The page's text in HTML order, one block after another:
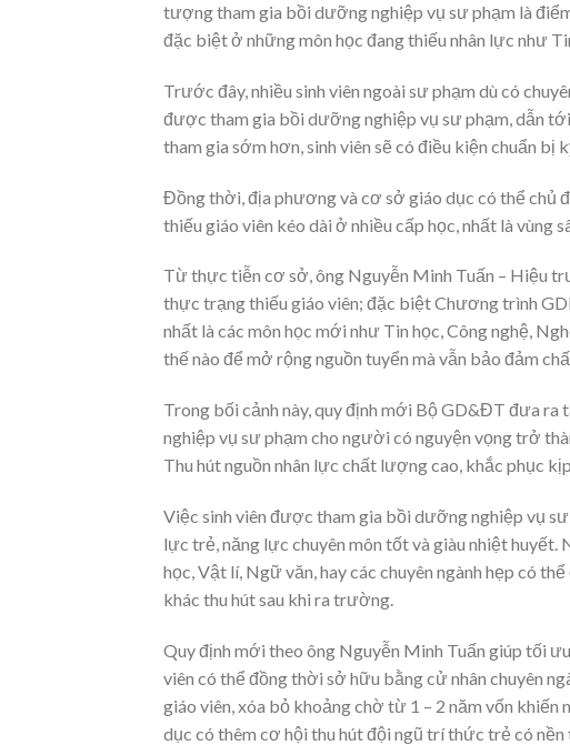
tượng tham gia bồi dưỡng nghiệp vụ sư phạm là
đặc biệt ở những môn học đang thiếu nhân lực như
Trước đây, nhiều sinh viên ngoài sư phạm dù có
được tham gia bồi dưỡng nghiệp vụ sư phạm, dẫn
tham gia sớm hơn, sinh viên sẽ có điều kiện chuẩn bị
Đồng thời, địa phương và cơ sở giáo dục có thể chủ
thiếu giáo viên kéo dài ở nhiều cấp học, nhất là vùng
Từ thực tiễn cơ sở, ông Nguyễn Minh Tuấn – Hiệu
thực trạng thiếu giáo viên; đặc biệt Chương trình
nhất là các môn học mới như Tin học, Công nghệ,
thế nào để mở rộng nguồn tuyển mà vẫn bảo đảm
Trong bối cảnh này, quy định mới Bộ GD&ĐT đưa
nghiệp vụ sư phạm cho người có nguyện vọng trở
Thu hút nguồn nhân lực chất lượng cao, khắc phục
Việc sinh viên được tham gia bồi dưỡng nghiệp vụ
lực trẻ, năng lực chuyên môn tốt và giàu nhiệt huyết.
học, Vật lí, Ngữ văn, hay các chuyên ngành hẹp có
khác thu hút sau khi ra trường.
Quy định mới theo ông Nguyễn Minh Tuấn giúp tối
viên có thể đồng thời sở hữu bằng cử nhân chuyên
giáo viên, xóa bỏ khoảng chờ từ 1 – 2 năm vốn
dục có thêm cơ hội thu hút đội ngũ trí thức trẻ có